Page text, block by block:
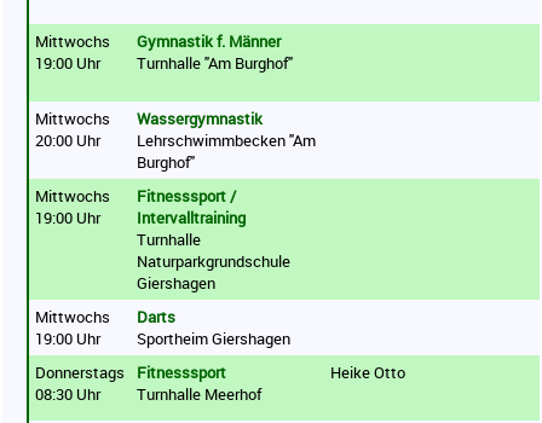
Mittwochs
19:00 Uhr
Gymnastik f. Männer
Turnhalle "Am Burghof"
Mittwochs
20:00 Uhr
Wassergymnastik
Lehrschwimmbecken "Am
Burghof"
Mittwochs
19:00 Uhr
Fitnesssport /
Intervalltraining
Turnhalle
Naturparkgrundschule
Giershagen
Mittwochs
19:00 Uhr
Darts
Sportheim Giershagen
Donnerstags
08:30 Uhr
Fitnesssport
Turnhalle Meerhof
Heike Otto